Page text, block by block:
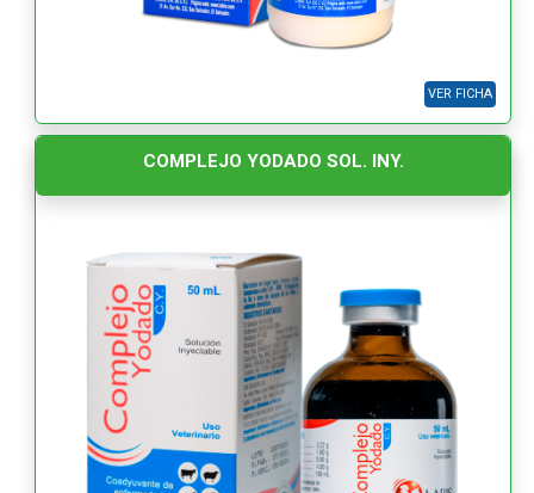
VER FICHA
COMPLEJO YODADO SOL. INY.